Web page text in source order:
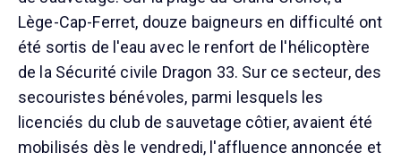
Lège-Cap-Ferret, douze baigneurs en difficulté ont
été sortis de l'eau avec le renfort de l'hélicoptère
de la Sécurité civile Dragon 33. Sur ce secteur, des
secouristes bénévoles, parmi lesquels les
licenciés du club de sauvetage côtier, avaient été
mobilisés dès le vendredi, l'affluence annoncée et